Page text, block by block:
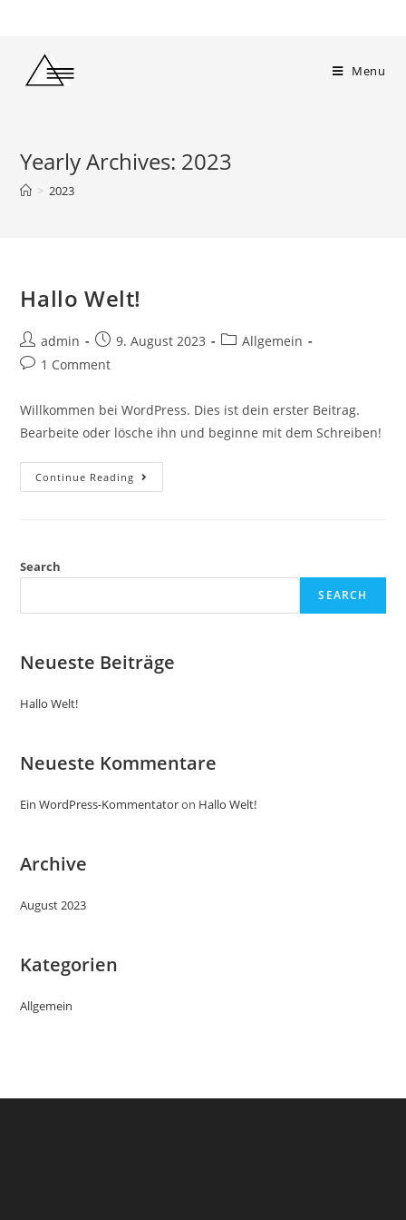
Menu
Yearly Archives: 2023
> 2023
Hallo Welt!
admin 9. August 2023
Allgemein
1 Comment
Willkommen bei WordPress. Dies ist dein erster Beitrag.
Bearbeite oder lösche ihn und beginne mit dem Schreiben!
Continue Reading
Search
SEARCH
Neueste Beiträge
Hallo Welt!
Neueste Kommentare
Ein WordPress-Kommentatoron Hallo Welt!
Archive
August 2023
Kategorien
Allgemein